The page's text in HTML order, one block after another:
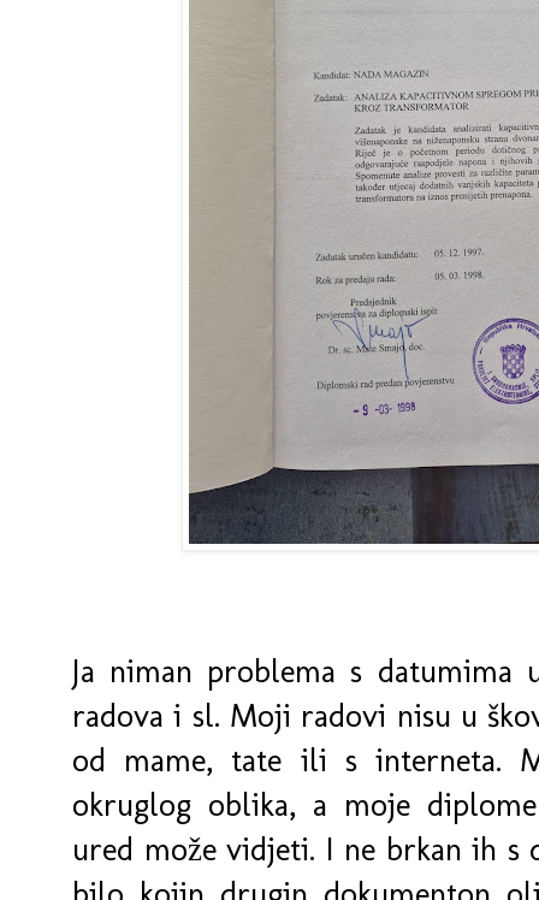
Ja niman problema s datumima
radova i sl. Moji radovi nisu u
od mame, tate ili s interneta.
okruglog oblika, a moje
ured može vidjeti. I ne brkan ih s